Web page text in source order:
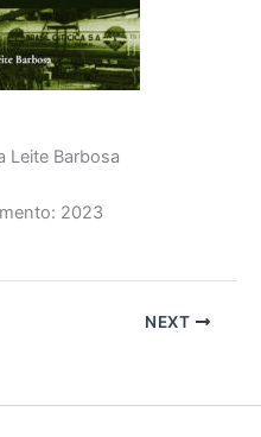
Leite Barbosa
2023
NEXT